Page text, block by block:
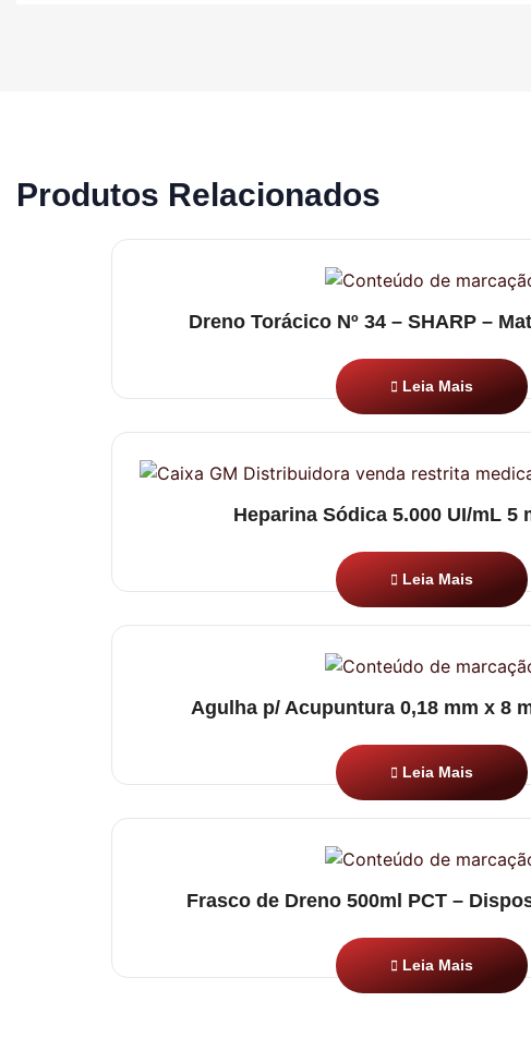
Produtos Relacionados
Dreno Torácico Nº 34 – SHARP –
Leia Mais
Heparina Sódica 5.000 UI/mL 5
Leia Mais
Agulha p/ Acupuntura 0,18 mm x 8
Leia Mais
Frasco de Dreno 500ml PCT –
Leia Mais